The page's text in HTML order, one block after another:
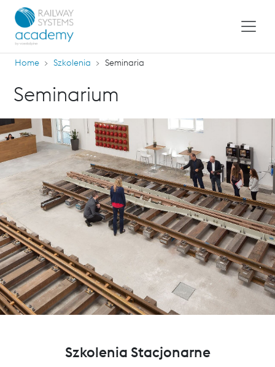
Home Szkolenia Seminaria
Seminarium
Szkolenia Stacjonarne